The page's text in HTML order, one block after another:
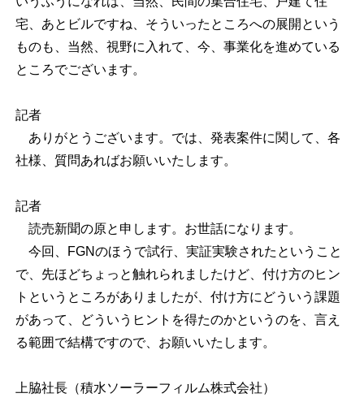
宅、あとビルですね、そういったところへの展開という
ものも、当然、視野に入れて、今、事業化を進めている
ところでございます。
記者
ありがとうございます。では、発表案件に関して、各
社様、質問あればお願いいたします。
記者
読売新聞の原と申します。お世話になります。
今回、FGNのほうで試行、実証実験されたということ
で、先ほどちょっと触れられましたけど、付け方のヒン
トというところがありましたが、付け方にどういう課題
があって、どういうヒントを得たのかというのを、言え
る範囲で結構ですので、お願いいたします。
上脇社長（積水ソーラーフィルム株式会社）